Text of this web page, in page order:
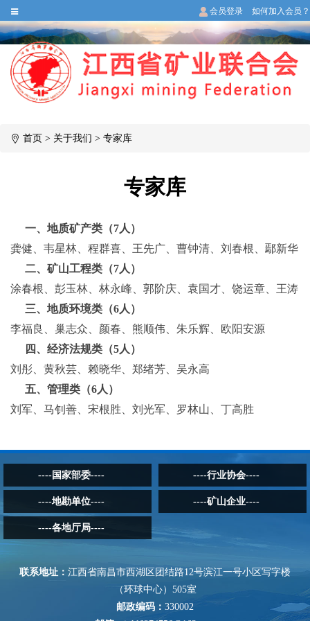
会员登录 如何加入会员？
首页 > 关于我们 > 专家库
专家库
一、地质矿产类（7人）
龚健、韦星林、程群喜、王先广、曹钟清、刘春根、鄢新华
二、矿山工程类（7人）
涂春根、彭玉林、林永峰、郭阶庆、袁国才、饶运章、王涛
三、地质环境类（6人）
李福良、巢志众、颜春、熊顺伟、朱乐辉、欧阳安源
四、经济法规类（5人）
刘彤、黄秋芸、赖晓华、郑绪芳、吴永高
五、管理类（6人）
刘军、马钊善、宋根胜、刘光军、罗林山、丁高胜
----国家部委---- ----行业协会----
----地勘单位---- ----矿山企业----
----各地厅局----
联系地址： 江西省南昌市西湖区团结路12号滨江一号小区写字楼
（环球中心）505室
邮政编码： 330002